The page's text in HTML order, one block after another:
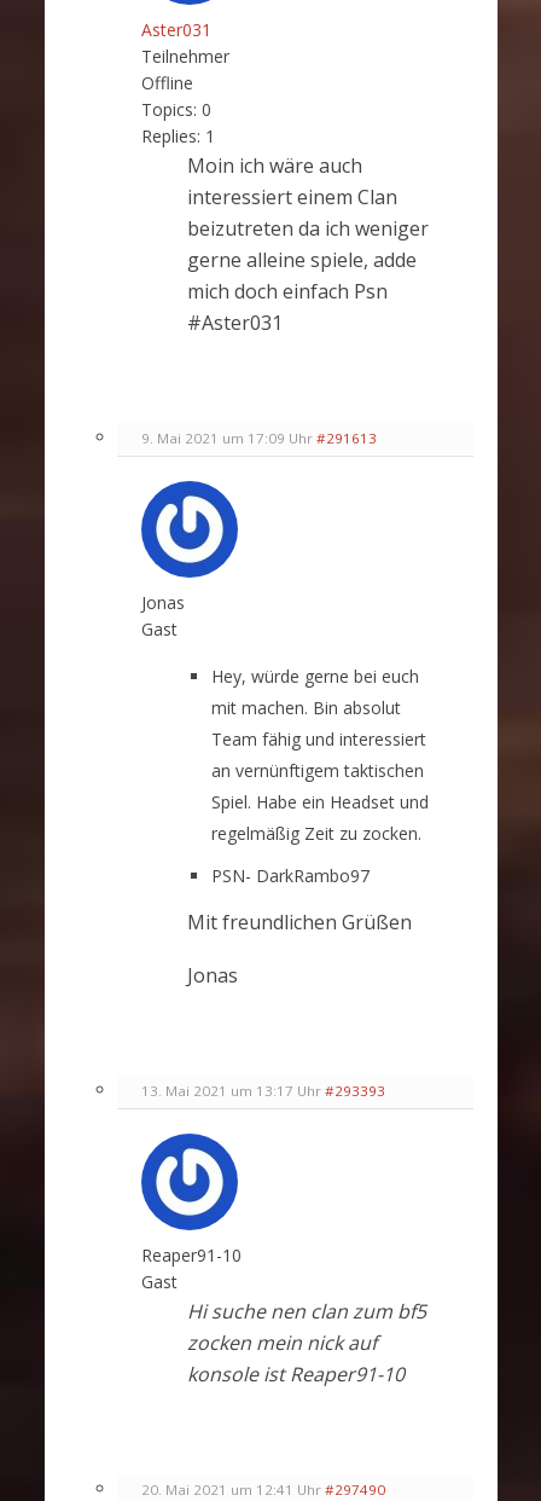
Aster031
Teilnehmer
Offline
Topics: 0
Replies: 1
Moin ich wäre auch
interessiert einem Clan
beizutreten da ich weniger
gerne alleine spiele, adde
mich doch einfach Psn
#Aster031
9. Mai 2021 um 17:09 Uhr #291613
Jonas
Gast
Hey, würde gerne bei euch
mit machen. Bin absolut
Team fähig und interessiert
an vernünftigem taktischen
Spiel. Habe ein Headset und
regelmäßig Zeit zu zocken.
PSN- DarkRambo97
Mit freundlichen Grüßen
Jonas
13. Mai 2021 um 13:17 Uhr #293393
Reaper91-10
Gast
Hi suche nen clan zum bf5
zocken mein nick auf
konsole ist Reaper91-10
20. Mai 2021 um 12:41 Uhr #297490